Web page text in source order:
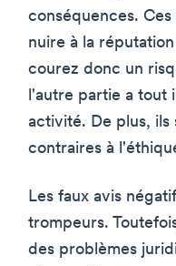
conséquences.
nuire à la
courez donc un
l'autre partie a tout
activité. De plus, ils
contraires à
Les faux avis
trompeurs.
des problèmes